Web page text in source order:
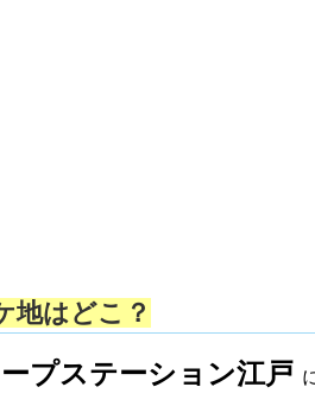
地はどこ？
プステーション江戸